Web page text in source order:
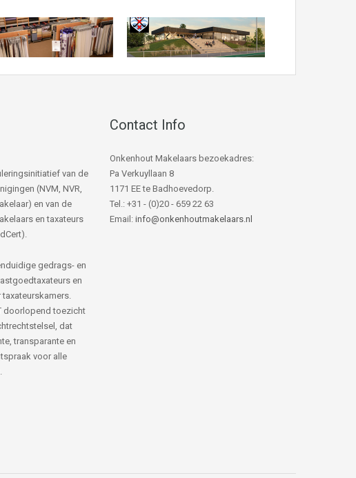
van de
(NVM, NVR,
en van de
en taxateurs
gedrags- en
en
doorlopend toezicht
dat
transparante en
voor alle
Contact Info
Onkenhout Makelaars bezoekadres:
Pa Verkuyllaan 8
1171 EE te Badhoevedorp.
Tel.: +31 - (0)20 - 659 22 63
Email: info@onkenhoutmakelaars.nl